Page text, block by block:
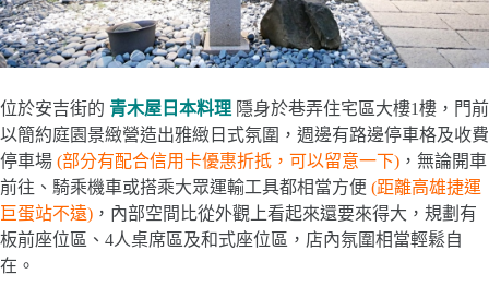
位於安吉街的 青木屋日本料理 隱身於巷弄住宅區大樓1樓，門前
以簡約庭園景緻營造出雅緻日式氛圍，週邊有路邊停車格及收費
停車場 (部分有配合信用卡優惠折抵，可以留意一下) ，無論開車
前往、騎乘機車或搭乘大眾運輸工具都相當方便 (距離高雄捷運
巨蛋站不遠) ，內部空間比從外觀上看起來還要來得大，規劃有
板前座位區、4人桌席區及和式座位區，店內氛圍相當輕鬆自
在。